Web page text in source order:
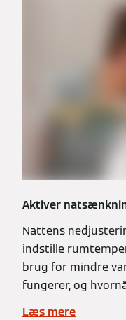
Aktiver
Nattens
indstille
brug for mindre
fungerer, og
Læs mere